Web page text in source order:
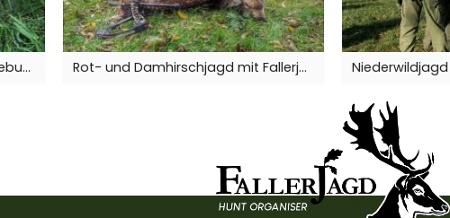
Rehbockjagd mit Fallerjagd/ Roebuck hunt with Fallerjagd Rot- und Damhirschjagd mit Fallerjagd/Red stag and fallow buck hunt with Fallerjagd 2016-17.